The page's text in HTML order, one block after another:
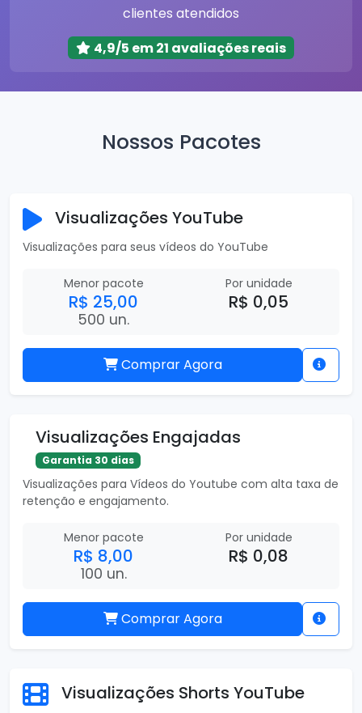
clientes atendidos
4,9/5 em 21 avaliações reais
Nossos Pacotes
Visualizações YouTube
Visualizações para seus vídeos do YouTube
Menor pacote
R$ 25,00
500 un.
Por unidade
R$ 0,05
Comprar Agora
Visualizações Engajadas
Garantia 30 dias
Visualizações para Vídeos do Youtube com alta taxa de
retenção e engajamento.
Menor pacote
R$ 8,00
100 un.
Por unidade
R$ 0,08
Comprar Agora
Visualizações Shorts YouTube